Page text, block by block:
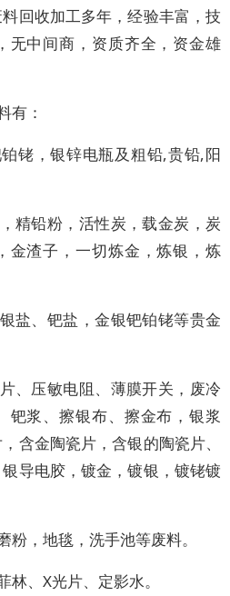
回收加工多年，经验丰富，技
无中间商，资质齐全，资金雄
有：
铑，银锌电瓶及粗铅,贵铅,阳
精铅粉，活性炭，载金炭，炭
金渣子，一切炼金，炼银，炼
盐、钯盐，金银钯铂铑等贵金
、压敏电阻、薄膜开关，废冷
钯浆、擦银布、擦金布，银浆
含金陶瓷片，含银的陶瓷片、
导电胶，镀金，镀银，镀铑镀
粉，地毯，洗手池等废料。
、X光片、定影水。